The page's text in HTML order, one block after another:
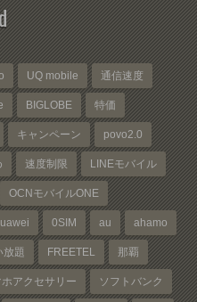
UQ mobile 通信速度
BIGLOBE 特価
キャンペーン povo2.0
速度制限 LINEモバイル
OCNモバイルONE
0SIM au ahamo
放題 FREETEL 那覇
ホアクセサリー ソフトバンク